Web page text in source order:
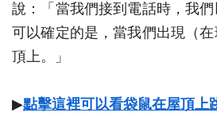
說：「當我們接到電話時，我
可以確定的是，當我們出現（
頂上。」
▶點擊這裡可以看袋鼠在屋頂上